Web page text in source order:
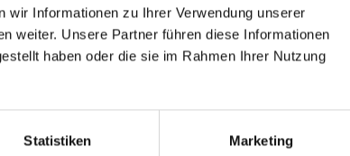
wir Informationen zu Ihrer Verwendung unserer
weiter. Unsere Partner führen diese Informationen
haben oder die sie im Rahmen Ihrer Nutzung
Statistiken Marketing
weitere Termine